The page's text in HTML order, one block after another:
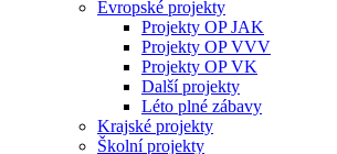
Evropské projekty
Projekty OP JAK
Projekty OP VVV
Projekty OP VK
Další projekty
Léto plné zábavy
Krajské projekty
Školní projekty